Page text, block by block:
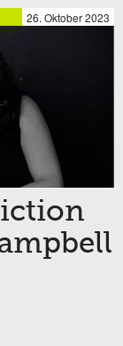
26. Oktober 2023